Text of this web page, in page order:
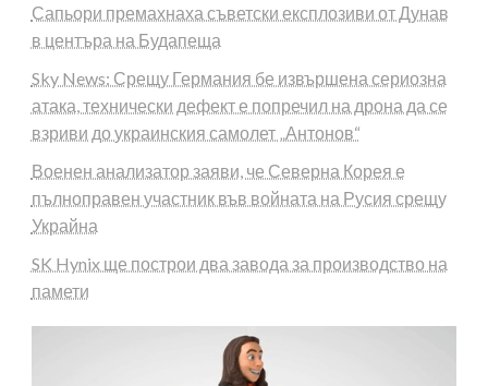
Сапьори премахнаха съветски експлозиви от Дунав
в центъра на Будапеща
Sky News: Срещу Германия бе извършена сериозна
атака, технически дефект е попречил на дрона да се
взриви до украинския самолет „Антонов“
Военен анализатор заяви, че Северна Корея е
пълноправен участник във войната на Русия срещу
Украйна
SK Hynix ще построи два завода за производство на
памети